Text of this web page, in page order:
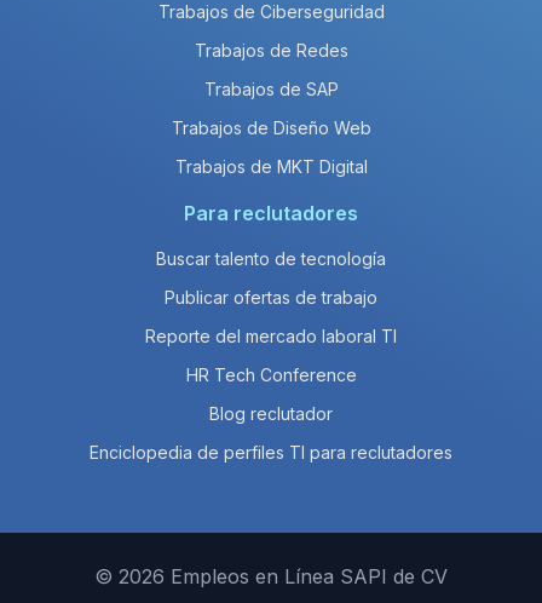
Trabajos de Ciberseguridad
Trabajos de Redes
Trabajos de SAP
Trabajos de Diseño Web
Trabajos de MKT Digital
Para reclutadores
Buscar talento de tecnología
Publicar ofertas de trabajo
Reporte del mercado laboral TI
HR Tech Conference
Blog reclutador
Enciclopedia de perfiles TI para reclutadores
© 2026 Empleos en Línea SAPI de CV